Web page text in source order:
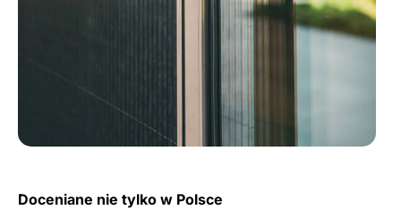
Doceniane nie tylko w Polsce